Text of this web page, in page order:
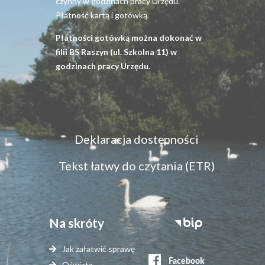
Płatność kartą i gotówką.
Płatności gotówką można dokonać w
filii BS Raszyn (ul. Szkolna 11) w
godzinach pracy Urzędu.
Menu
dostępność
Deklaracja dostępności
Tekst łatwy do czytania (ETR)
Na skróty
Jak załatwić sprawę
Stopka
serwisy
zewnętrzne